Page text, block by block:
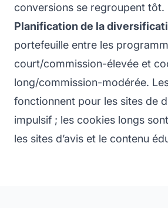
conversions se regroupent tôt.
Planification de la
portefeuille entre les
court/commission-élevée et
long/commission-modérée.
fonctionnent pour les sites de
impulsif ; les cookies longs
les sites d’avis et le contenu